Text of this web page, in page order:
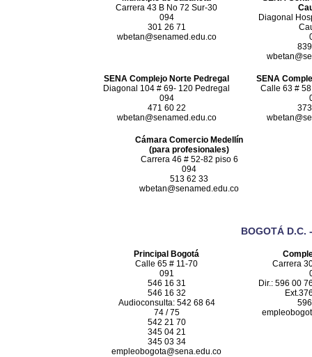
Carrera 43 B No 72 Sur-30
094
301 26 71
wbetan@senamed.edu.co
Diagonal
SENA Complejo Norte Pedregal
Diagonal 104 # 69- 120 Pedregal
094
471 60 22
wbetan@senamed.edu.co
SENA
Calle 63 #
Cámara Comercio Medellín
(para profesionales)
Carrera 46 # 52-82 piso 6
094
513 62 33
wbetan@senamed.edu.co
BOGOTÁ D.C.
Principal Bogotá
Calle 65 # 11-70
091
546 16 31
546 16 32
Audioconsulta: 542 68 64
74 / 75
542 21 70
345 04 21
345 03 34
empleobogota@sena.edu.co
Carrera
Dir.: 596 00